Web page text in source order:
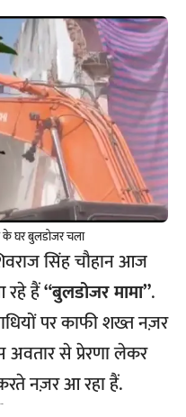
घर बुलडोजर चला
सिंह चौहान आज
हैं“बुलडोजर मामा”.
पर काफी शख्त नज़र
से प्रेरणा लेकर
करते नज़र आ रहा हैं.